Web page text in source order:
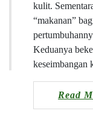
kulit.
“makanan”
Keduanya
keseimbangan
Read